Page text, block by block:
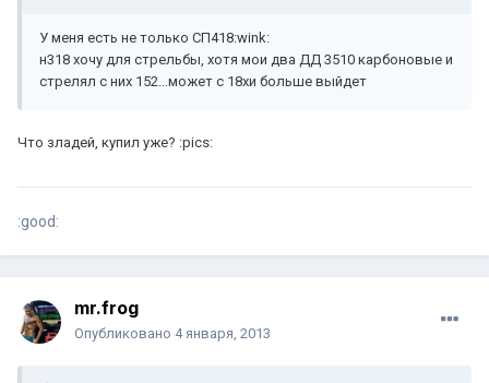
У меня есть не только СП418:wink:
н318 хочу для стрельбы, хотя мои два ДД 3510 карбоновые и
стрелял с них 152...может с 18хи больше выйдет
Что зладей, купил уже? :pics:
:good:
mr.frog
Опубликовано 4 января, 2013